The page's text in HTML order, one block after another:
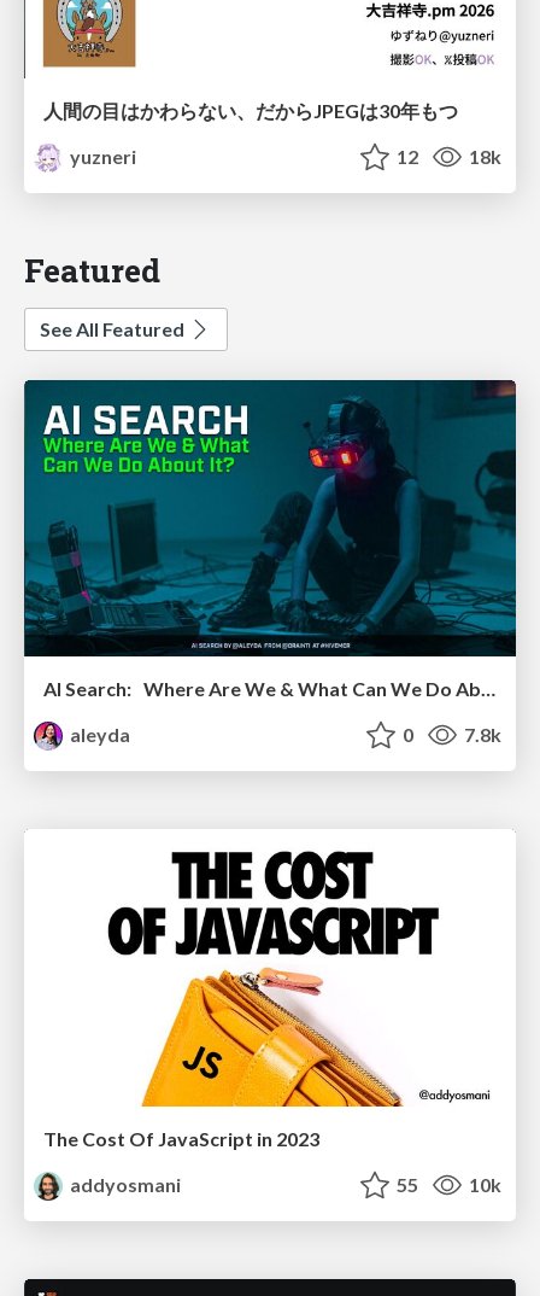
人間の目はかわらない、だからJPEGは30年もつ
yuzneri
12 18k
Featured
See All Featured
AI Search: Where Are We & What Can We Do About It?
aleyda
0 7.8k
The Cost Of JavaScript in 2023
addyosmani
55 10k